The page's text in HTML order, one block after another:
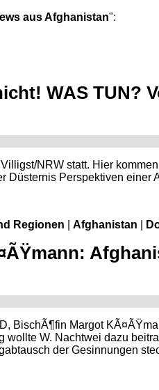
aus Afghanistan":
WAS TUN?
NRW statt. Hier
Düsternis Perspektiven einer
Regionen Afghanistan
BischÃ¶fin Margot
W. Nachtwei dazu
der Gesinnungen